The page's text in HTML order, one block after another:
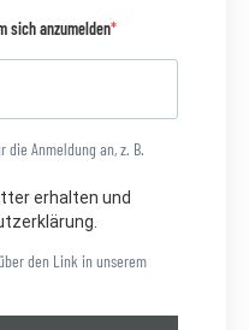
sich anzumelden
die Anmeldung an, z. B.
erhalten und
den Link in unserem